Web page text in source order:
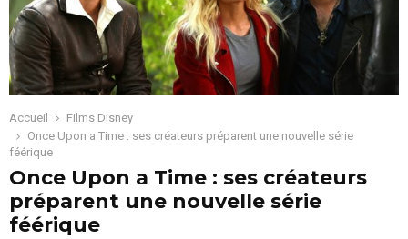
Accueil
Films Disney
Once Upon a Time : ses créateurs préparent une nouvelle série
féérique
Once Upon a Time : ses créateurs
préparent une nouvelle série
féérique